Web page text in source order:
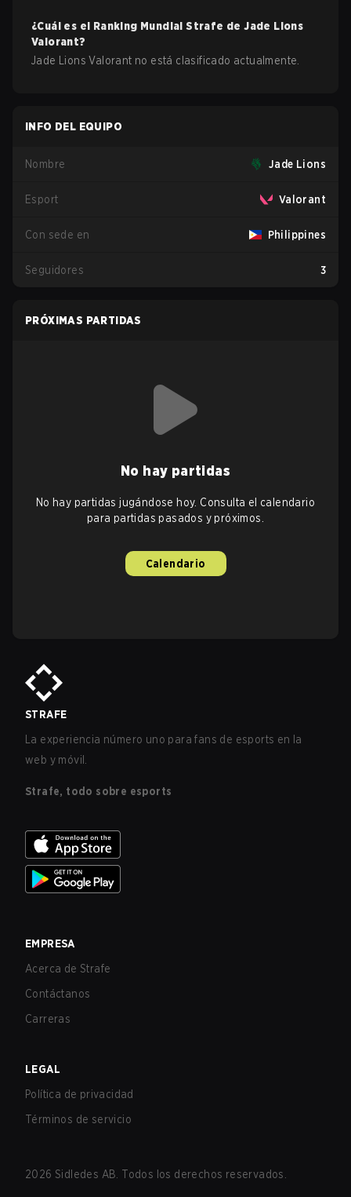
¿Cuál es el Ranking Mundial Strafe deJade Lions
Valorant?
Jade Lions Valorant no está clasificado actualmente.
INFO DEL EQUIPO
Nombre Jade Lions
Esport Valorant
Con sede en Philippines
Seguidores 3
PRÓXIMAS PARTIDAS
No hay partidas
No hay partidas jugándose hoy. Consulta el calendario
para partidas pasados y próximos.
Calendario
STRAFE
La experiencia número uno para fans de esports en la
web y móvil.
Strafe, todo sobre esports
EMPRESA
Acerca de Strafe
Contáctanos
Carreras
LEGAL
Política de privacidad
Términos de servicio
2026 Sidledes AB. Todos los derechos reservados.